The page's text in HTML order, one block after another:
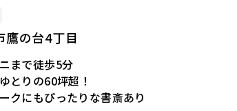
鷹の台4丁目
まで徒歩5分
とりの60坪超！
クにもぴったりな書斎あり